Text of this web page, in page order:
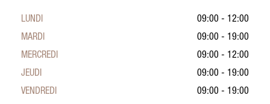
LUNDI
09:00 - 12:00
MARDI
09:00 - 19:00
MERCREDI
09:00 - 12:00
JEUDI
09:00 - 19:00
VENDREDI
09:00 - 19:00